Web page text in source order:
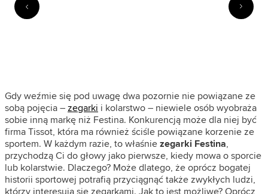
Gdy weźmie się pod uwagę dwa pozornie nie powiązane ze
sobą pojęcia –zegarki i kolarstwo – niewiele osób wyobraża
sobie inną markę niż Festina. Konkurencją może dla niej być
firma Tissot, która ma również ściśle powiązane korzenie ze
sportem. W każdym razie, to właśniezegarki Festina,
przychodzą Ci do głowy jako pierwsze, kiedy mowa o sporcie
lub kolarstwie. Dlaczego? Może dlatego, że oprócz bogatej
historii sportowej potrafią przyciągnąć także zwykłych ludzi,
którzy interesują się zegarkami. Jak to jest możliwe? Oprócz